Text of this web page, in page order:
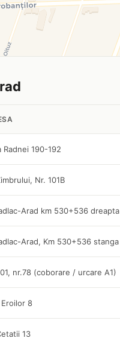
Radnei 190-192
Nr. 101B
Arad km 530+536 dreapta
Arad, Km 530+536 stanga
nr.78 (coborare / urcare A1)
Eroilor 8
13